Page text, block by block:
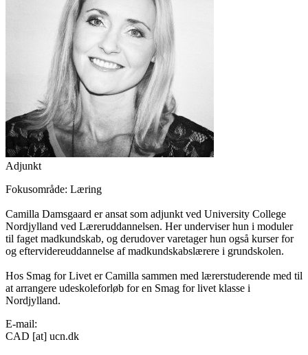
Adjunkt
Fokusområde: Læring
Camilla Damsgaard er ansat som adjunkt ved University College
Nordjylland ved Læreruddannelsen. Her underviser hun i moduler
til faget madkundskab, og derudover varetager hun også kurser for
og eftervidereuddannelse af madkundskabslærere i grundskolen.
Hos Smag for Livet er Camilla sammen med lærerstuderende med til
at arrangere udeskoleforløb for en Smag for livet klasse i
Nordjylland.
E-mail:
CAD [at] ucn.dk